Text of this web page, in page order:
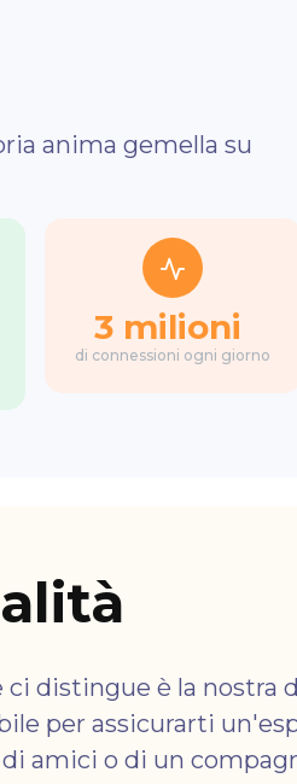
anima gemella su
3 milioni
di connessioni ogni giorno
ci distingue è la nostra
per assicurarti
amici o di un